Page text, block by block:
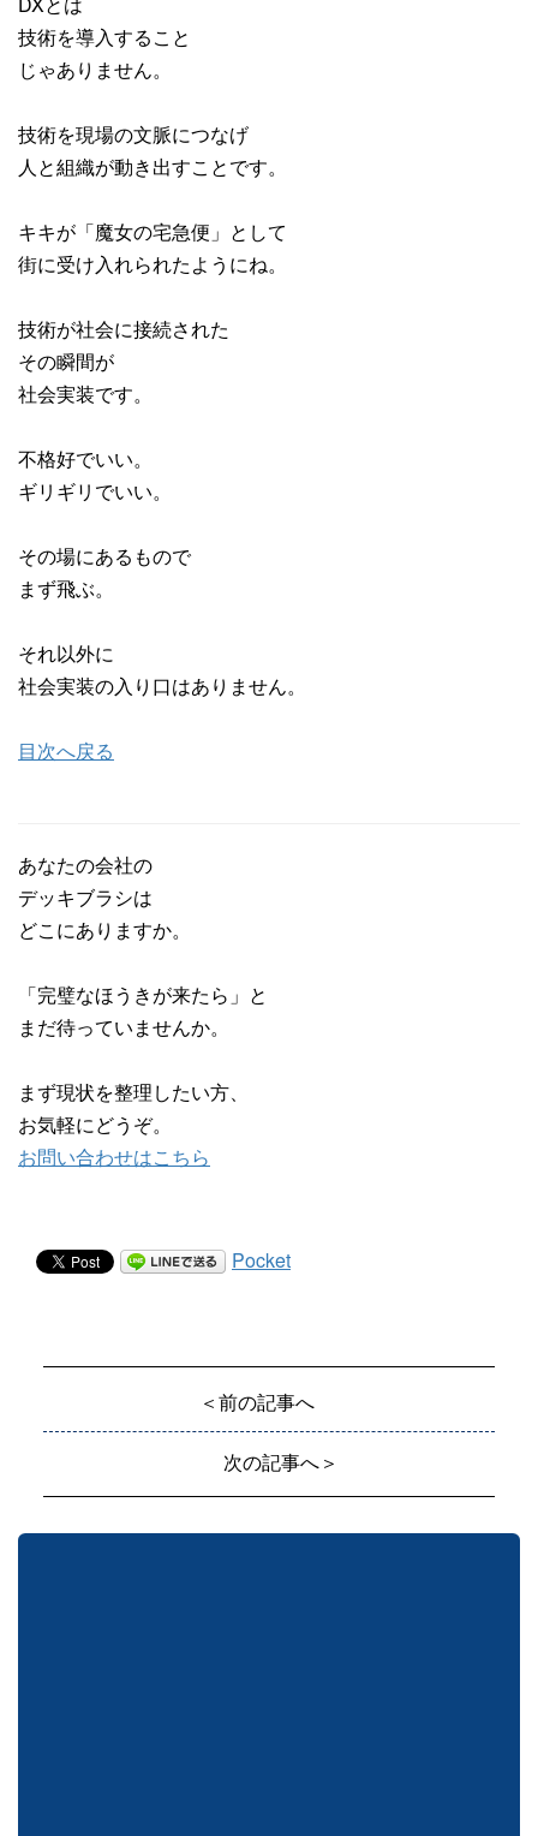
技術を導入すること
じゃありません。
技術を現場の文脈につなげ
人と組織が動き出すことです。
キキが「魔女の宅急便」として
街に受け入れられたようにね。
技術が社会に接続された
その瞬間が
社会実装です。
不格好でいい。
ギリギリでいい。
その場にあるもので
まず飛ぶ。
それ以外に
社会実装の入り口はありません。
目次へ戻る
あなたの会社の
デッキブラシは
どこにありますか。
「完璧なほうきが来たら」と
まだ待っていませんか。
まず現状を整理したい方、
お気軽にどうぞ。
お問い合わせはこちら
Pocket
＜前の記事へ
次の記事へ＞